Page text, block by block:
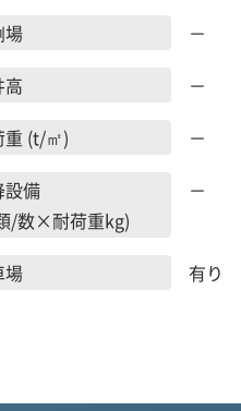
場
－
高
－
重 (t/㎡)
－
設備
/数×耐荷重kg)
－
場 有り